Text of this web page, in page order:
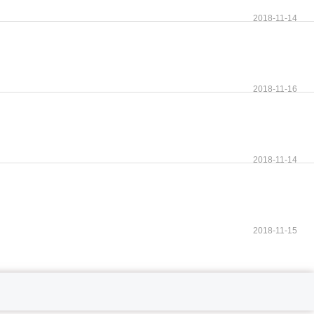
2018-11-14
2018-11-16
2018-11-14
2018-11-15